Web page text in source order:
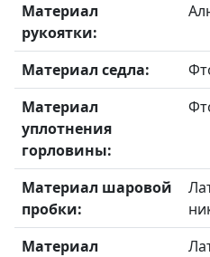
Материал
рукоятки:
Материал седла:
Материал
уплотнения
горловины:
Материал шаровой
пробки:
Материал